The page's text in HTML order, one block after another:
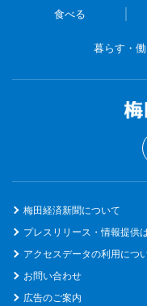
食べる
暮らす・働
梅田経済新聞について
プレスリリース・情報提供
アクセスデータの利用につ
お問い合わせ
広告のご案内